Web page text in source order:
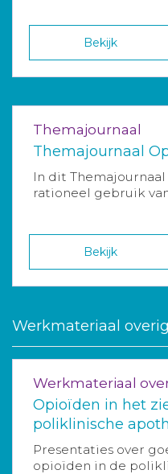
Bekijk
Themajournaal
Themajournaal
In dit
rationeel gebruik
Bekijk
Werkmateriaal overig
Werkmateriaal
Opioïden in het
poliklinische
Presentaties over
opioïden in de